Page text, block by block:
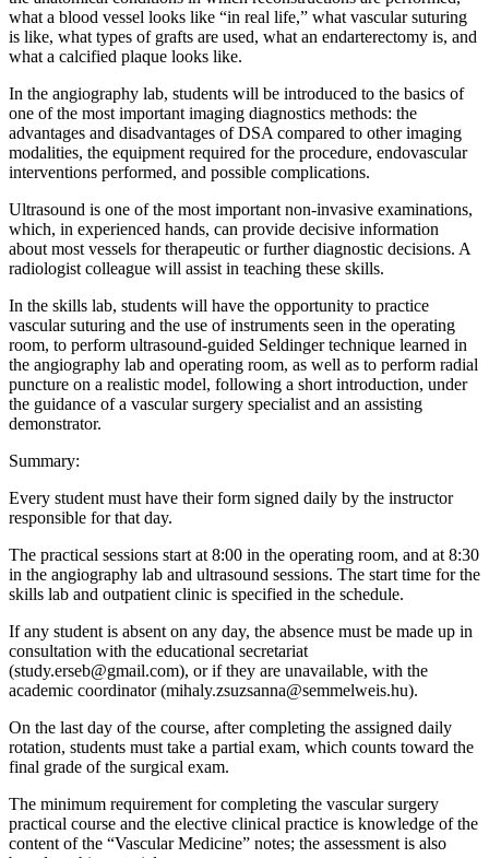
what a blood vessel looks like “in real life,” what vascular suturing
is like, what types of grafts are used, what an endarterectomy is, and
what a calcified plaque looks like.
In the angiography lab, students will be introduced to the basics of
one of the most important imaging diagnostics methods: the
advantages and disadvantages of DSA compared to other imaging
modalities, the equipment required for the procedure, endovascular
interventions performed, and possible complications.
Ultrasound is one of the most important non-invasive examinations,
which, in experienced hands, can provide decisive information
about most vessels for therapeutic or further diagnostic decisions. A
radiologist colleague will assist in teaching these skills.
In the skills lab, students will have the opportunity to practice
vascular suturing and the use of instruments seen in the operating
room, to perform ultrasound-guided Seldinger technique learned in
the angiography lab and operating room, as well as to perform radial
puncture on a realistic model, following a short introduction, under
the guidance of a vascular surgery specialist and an assisting
demonstrator.
Summary:
Every student must have their form signed daily by the instructor
responsible for that day.
The practical sessions start at 8:00 in the operating room, and at 8:30
in the angiography lab and ultrasound sessions. The start time for the
skills lab and outpatient clinic is specified in the schedule.
If any student is absent on any day, the absence must be made up in
consultation with the educational secretariat
(study.erseb@gmail.com), or if they are unavailable, with the
academic coordinator (mihaly.zsuzsanna@semmelweis.hu).
On the last day of the course, after completing the assigned daily
rotation, students must take a partial exam, which counts toward the
final grade of the surgical exam.
The minimum requirement for completing the vascular surgery
practical course and the elective clinical practice is knowledge of the
content of the “Vascular Medicine” notes; the assessment is also